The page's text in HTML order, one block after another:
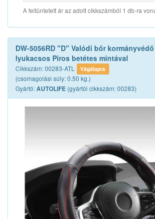
A feltüntetett ár az adott cikkszámból 1 db-ra
DW-5056RD "D" Valódi bőr
lyukacsos Piros betétes mintával
Cikkszám: 00283-ATL Vágólapra
(csomagolási súly: 0.50 kg.)
Gyártó:AUTOLIFE (gyártói cikkszám: 00283)